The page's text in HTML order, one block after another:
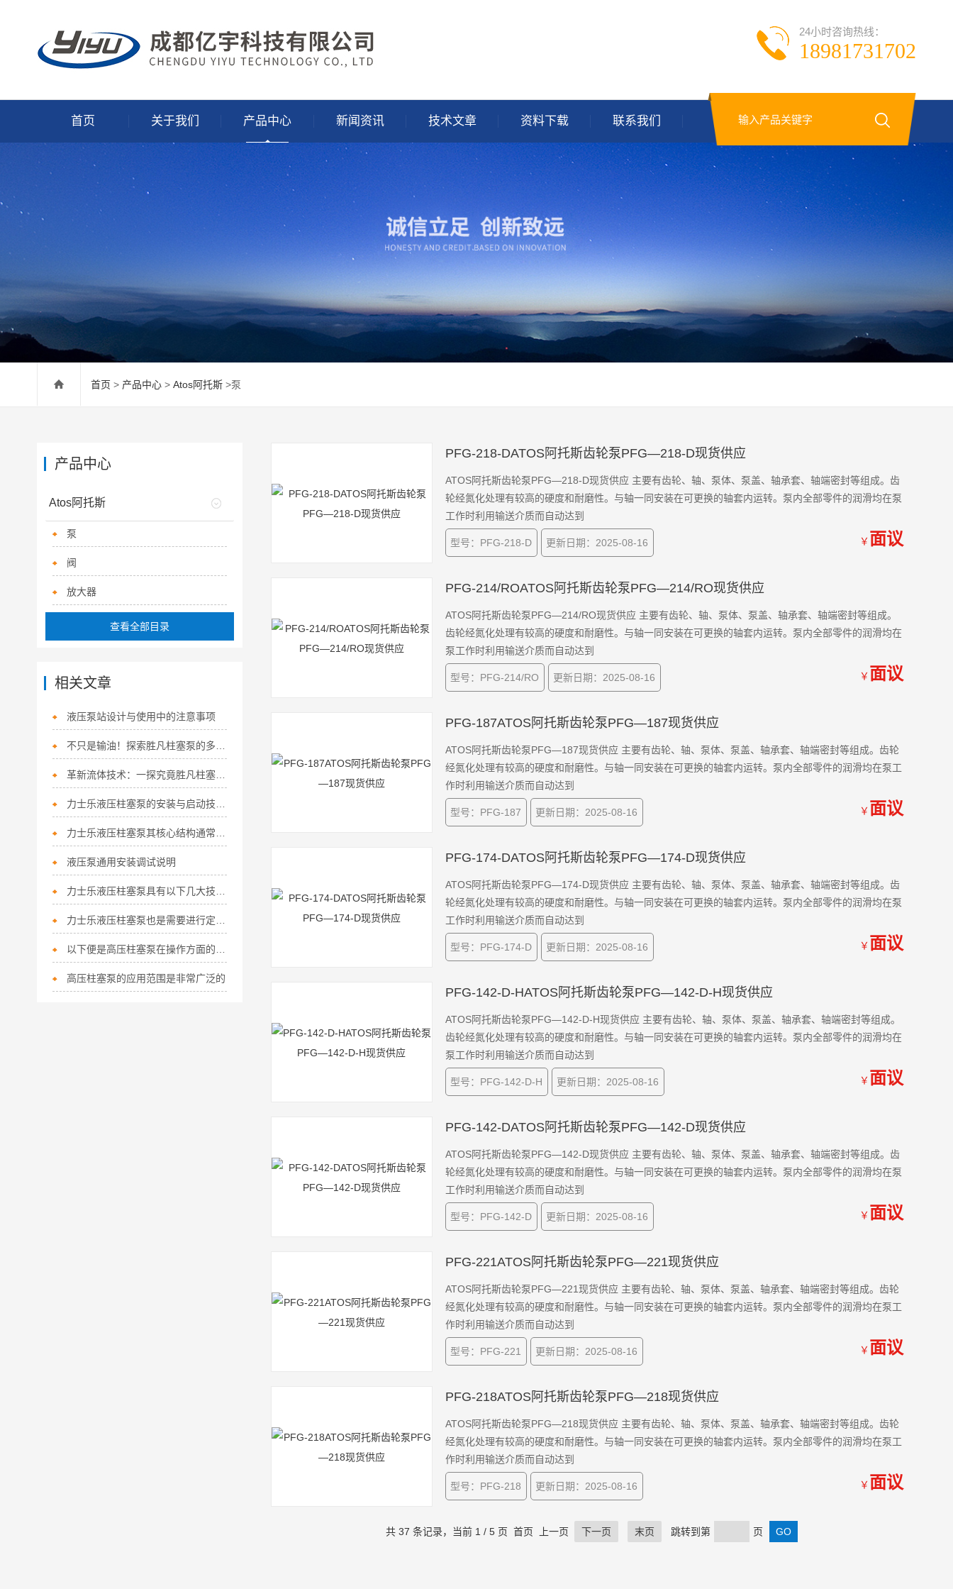
24小时咨询热线：
18981731702
首页 关于我们 产品中心 新闻资讯 技术文章 资料下载 联系我们
首页 > 产品中心 > Atos阿托斯 >泵
产品中心
Atos阿托斯
泵
阀
放大器
查看全部目录
相关文章
液压泵站设计与使用中的注意事项
革新流体技术：一探究竟胜凡柱塞泵的核心优势！
液压泵通用安装调试说明
高压柱塞泵的应用范围是非常广泛的
PFG-218-DATOS阿托斯齿轮泵PFG—218-D现货供应
ATOS阿托斯齿轮泵PFG—218-D现货供应 主要有齿轮、轴、泵体、泵盖、轴承套、轴端密封等组成。齿
轮经氮化处理有较高的硬度和耐磨性。与轴一同安装在可更换的轴套内运转。泵内全部零件的润滑均在泵
工作时利用输送介质而自动达到
型号：PFG-218-D 更新日期：2025-08-16 ￥ 面议
PFG-214/ROATOS阿托斯齿轮泵PFG—214/RO现货供应
ATOS阿托斯齿轮泵PFG—214/RO现货供应 主要有齿轮、轴、泵体、泵盖、轴承套、轴端密封等组成。
齿轮经氮化处理有较高的硬度和耐磨性。与轴一同安装在可更换的轴套内运转。泵内全部零件的润滑均在
泵工作时利用输送介质而自动达到
型号：PFG-214/RO 更新日期：2025-08-16 ￥ 面议
PFG-187ATOS阿托斯齿轮泵PFG—187现货供应
ATOS阿托斯齿轮泵PFG—187现货供应 主要有齿轮、轴、泵体、泵盖、轴承套、轴端密封等组成。齿轮
经氮化处理有较高的硬度和耐磨性。与轴一同安装在可更换的轴套内运转。泵内全部零件的润滑均在泵工
作时利用输送介质而自动达到
型号：PFG-187 更新日期：2025-08-16 ￥ 面议
PFG-174-DATOS阿托斯齿轮泵PFG—174-D现货供应
ATOS阿托斯齿轮泵PFG—174-D现货供应 主要有齿轮、轴、泵体、泵盖、轴承套、轴端密封等组成。齿
轮经氮化处理有较高的硬度和耐磨性。与轴一同安装在可更换的轴套内运转。泵内全部零件的润滑均在泵
工作时利用输送介质而自动达到
型号：PFG-174-D 更新日期：2025-08-16 ￥ 面议
PFG-142-D-HATOS阿托斯齿轮泵PFG—142-D-H现货供应
ATOS阿托斯齿轮泵PFG—142-D-H现货供应 主要有齿轮、轴、泵体、泵盖、轴承套、轴端密封等组成。
齿轮经氮化处理有较高的硬度和耐磨性。与轴一同安装在可更换的轴套内运转。泵内全部零件的润滑均在
泵工作时利用输送介质而自动达到
型号：PFG-142-D-H 更新日期：2025-08-16 ￥ 面议
PFG-142-DATOS阿托斯齿轮泵PFG—142-D现货供应
ATOS阿托斯齿轮泵PFG—142-D现货供应 主要有齿轮、轴、泵体、泵盖、轴承套、轴端密封等组成。齿
轮经氮化处理有较高的硬度和耐磨性。与轴一同安装在可更换的轴套内运转。泵内全部零件的润滑均在泵
工作时利用输送介质而自动达到
型号：PFG-142-D 更新日期：2025-08-16 ￥ 面议
PFG-221ATOS阿托斯齿轮泵PFG—221现货供应
ATOS阿托斯齿轮泵PFG—221现货供应 主要有齿轮、轴、泵体、泵盖、轴承套、轴端密封等组成。齿轮
经氮化处理有较高的硬度和耐磨性。与轴一同安装在可更换的轴套内运转。泵内全部零件的润滑均在泵工
作时利用输送介质而自动达到
型号：PFG-221 更新日期：2025-08-16 ￥ 面议
PFG-218ATOS阿托斯齿轮泵PFG—218现货供应
ATOS阿托斯齿轮泵PFG—218现货供应 主要有齿轮、轴、泵体、泵盖、轴承套、轴端密封等组成。齿轮
经氮化处理有较高的硬度和耐磨性。与轴一同安装在可更换的轴套内运转。泵内全部零件的润滑均在泵工
作时利用输送介质而自动达到
型号：PFG-218 更新日期：2025-08-16 ￥ 面议
共 37 条记录，当前 1 / 5 页 首页 上一页 下一页 末页 跳转到第 页